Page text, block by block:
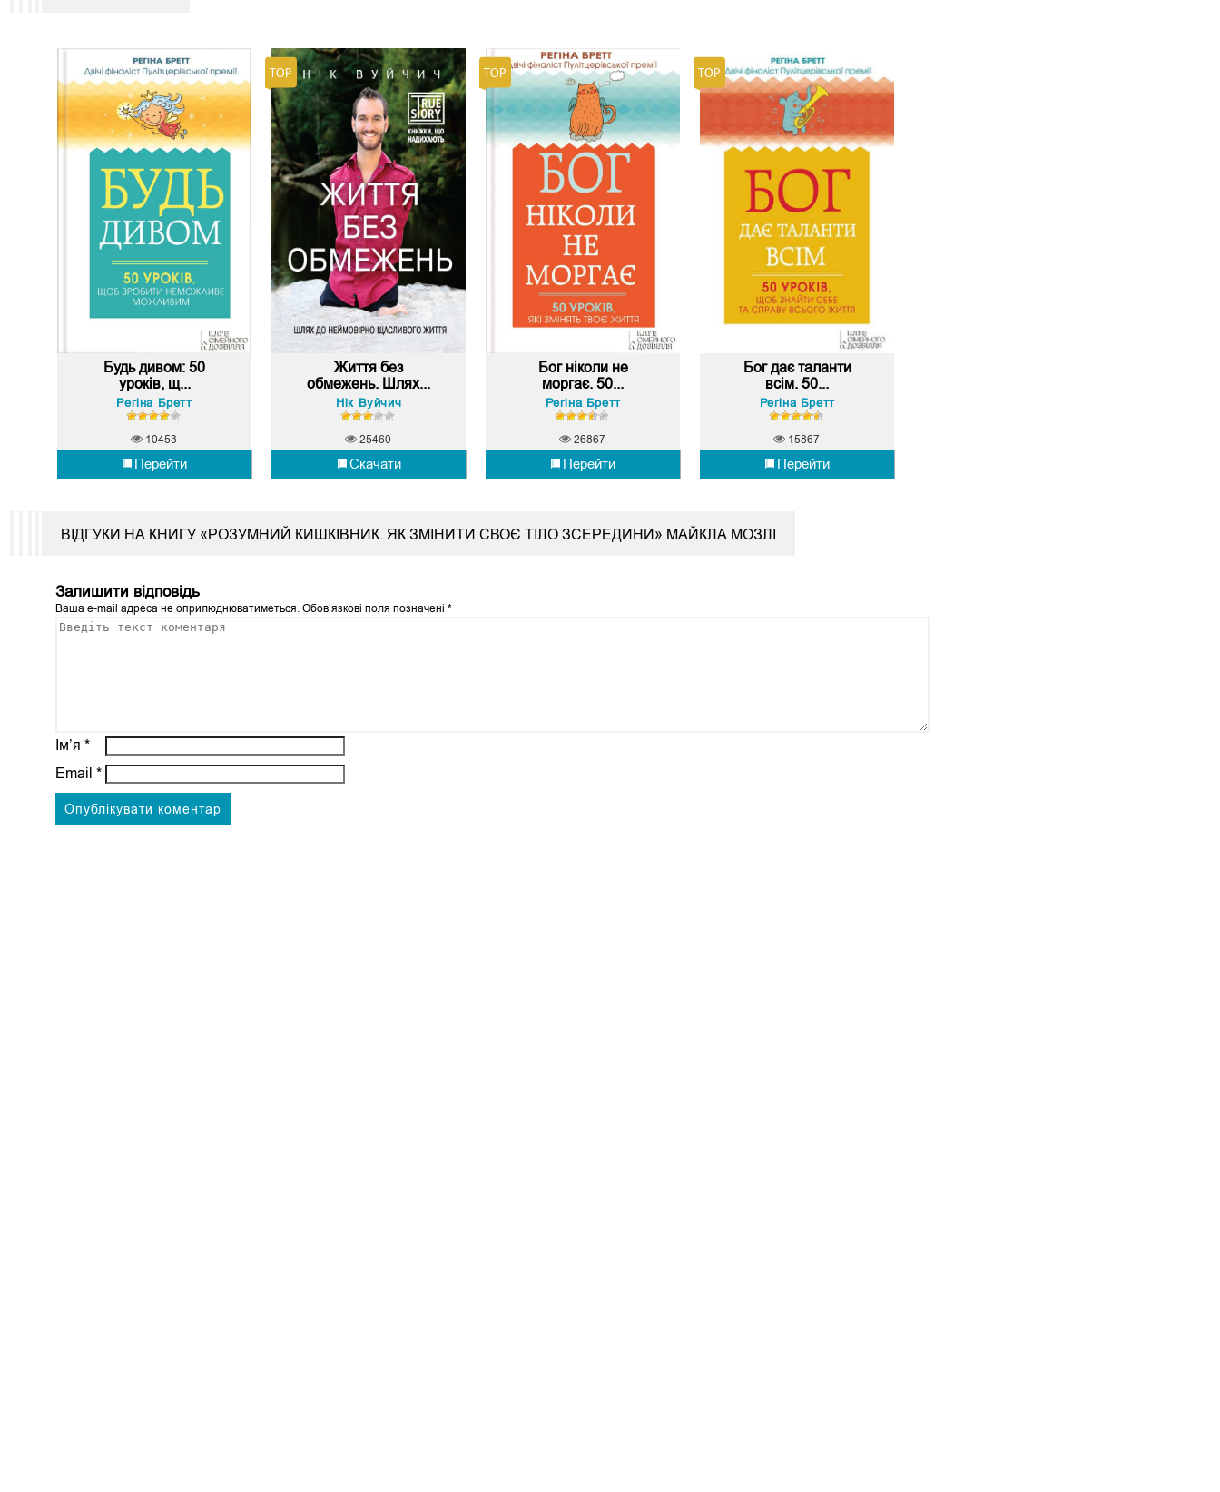
Будь дивом: 50
уроків, щ...
Регіна Бретт
Перейти
10453
Життя без
обмежень. Шлях...
Нік Вуйчич
Скачати
25460
Бог ніколи не
моргає. 50...
Регіна Бретт
Перейти
26867
Бог дає таланти
всім. 50...
Регіна Бретт
Перейти
15867
ВІДГУКИ НА КНИГУ «РОЗУМНИЙ КИШКІВНИК. ЯК ЗМІНИТИ СВОЄ ТІЛО ЗСЕРЕДИНИ» МАЙКЛА МОЗЛІ
Залишити відповідь
Ваша e-mail адреса не оприлюднюватиметься. Обов’язкові поля позначені*
Ім’я*
Email*